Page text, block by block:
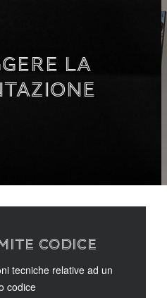
LA
CODICE
tecniche relative ad un
codice